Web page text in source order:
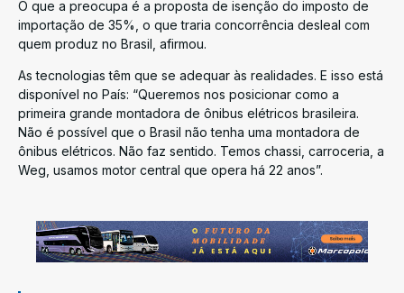
O que a preocupa é a proposta de isenção do imposto de
importação de 35%, o que traria concorrência desleal com
quem produz no Brasil, afirmou.
As tecnologias têm que se adequar às realidades. E isso está
disponível no País: “Queremos nos posicionar como a
primeira grande montadora de ônibus elétricos brasileira.
Não é possível que o Brasil não tenha uma montadora de
ônibus elétricos. Não faz sentido. Temos chassi, carroceria, a
Weg, usamos motor central que opera há 22 anos”.